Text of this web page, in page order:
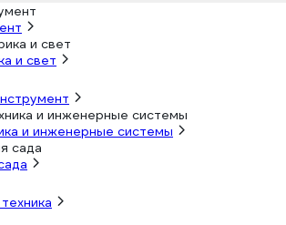
и свет
и инженерные системы